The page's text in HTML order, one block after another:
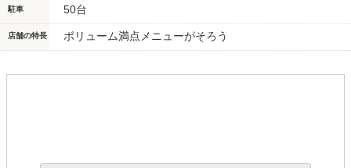
駐車 50台
店舗の特長 ボリューム満点メニューがそろう